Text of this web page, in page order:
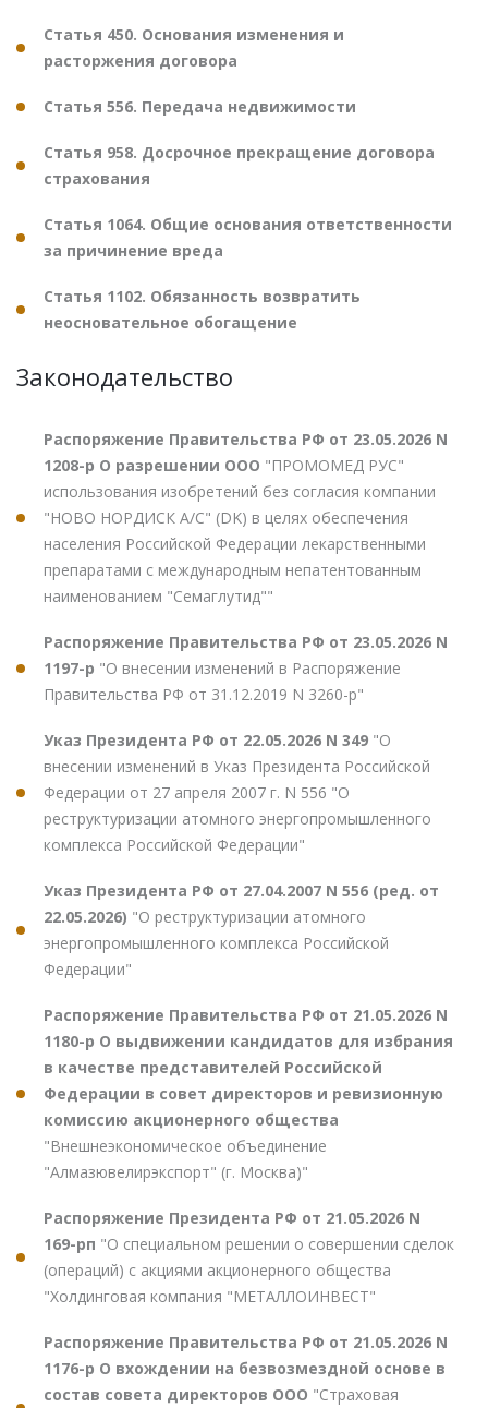
Статья 450. Основания изменения и
расторжения договора
Статья 556. Передача недвижимости
Статья 958. Досрочное прекращение договора
страхования
Статья 1064. Общие основания ответственности
за причинение вреда
Статья 1102. Обязанность возвратить
неосновательное обогащение
Законодательство
Распоряжение Правительства РФ от 23.05.2026 N
1208-р О разрешении ООО "ПРОМОМЕД РУС"
использования изобретений без согласия компании
"НОВО НОРДИСК А/С" (DK) в целях обеспечения
населения Российской Федерации лекарственными
препаратами с международным непатентованным
наименованием "Семаглутид""
Распоряжение Правительства РФ от 23.05.2026 N
1197-р "О внесении изменений в Распоряжение
Правительства РФ от 31.12.2019 N 3260-р"
Указ Президента РФ от 22.05.2026 N 349 "О
внесении изменений в Указ Президента Российской
Федерации от 27 апреля 2007 г. N 556 "О
реструктуризации атомного энергопромышленного
комплекса Российской Федерации"
Указ Президента РФ от 27.04.2007 N 556 (ред. от
22.05.2026) "О реструктуризации атомного
энергопромышленного комплекса Российской
Федерации"
Распоряжение Правительства РФ от 21.05.2026 N
1180-р О выдвижении кандидатов для избрания
в качестве представителей Российской
Федерации в совет директоров и ревизионную
комиссию акционерного общества
"Внешнеэкономическое объединение
"Алмазювелирэкспорт" (г. Москва)"
Распоряжение Президента РФ от 21.05.2026 N
169-рп "О специальном решении о совершении сделок
(операций) с акциями акционерного общества
"Холдинговая компания "МЕТАЛЛОИНВЕСТ"
Распоряжение Правительства РФ от 21.05.2026 N
1176-р О вхождении на безвозмездной основе в
состав совета директоров ООО "Страховая